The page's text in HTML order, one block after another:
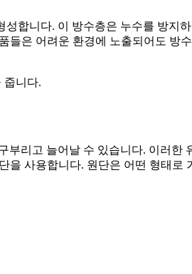
합니다. 이 방수층은 누수를 방지
은 어려운 환경에 노출되어도 방
줍니다.
리고 늘어날 수 있습니다. 이러한
사용합니다. 원단은 어떤 형태로